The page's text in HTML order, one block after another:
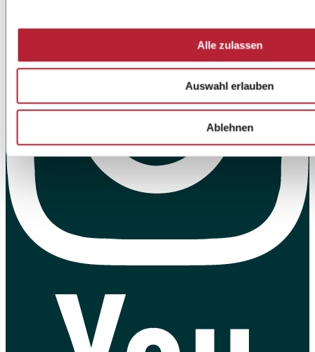
Alle zulassen
Auswahl erlauben
Ablehnen